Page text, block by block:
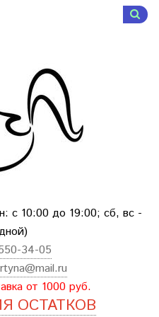
с 10:00 до 19:00; сб, вс -
)
34-05
от 1000 руб.
ОСТАТКОВ